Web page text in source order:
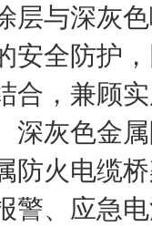
层与深灰
安全防护
合，兼顾
灰色金属
防火电缆
警、应急